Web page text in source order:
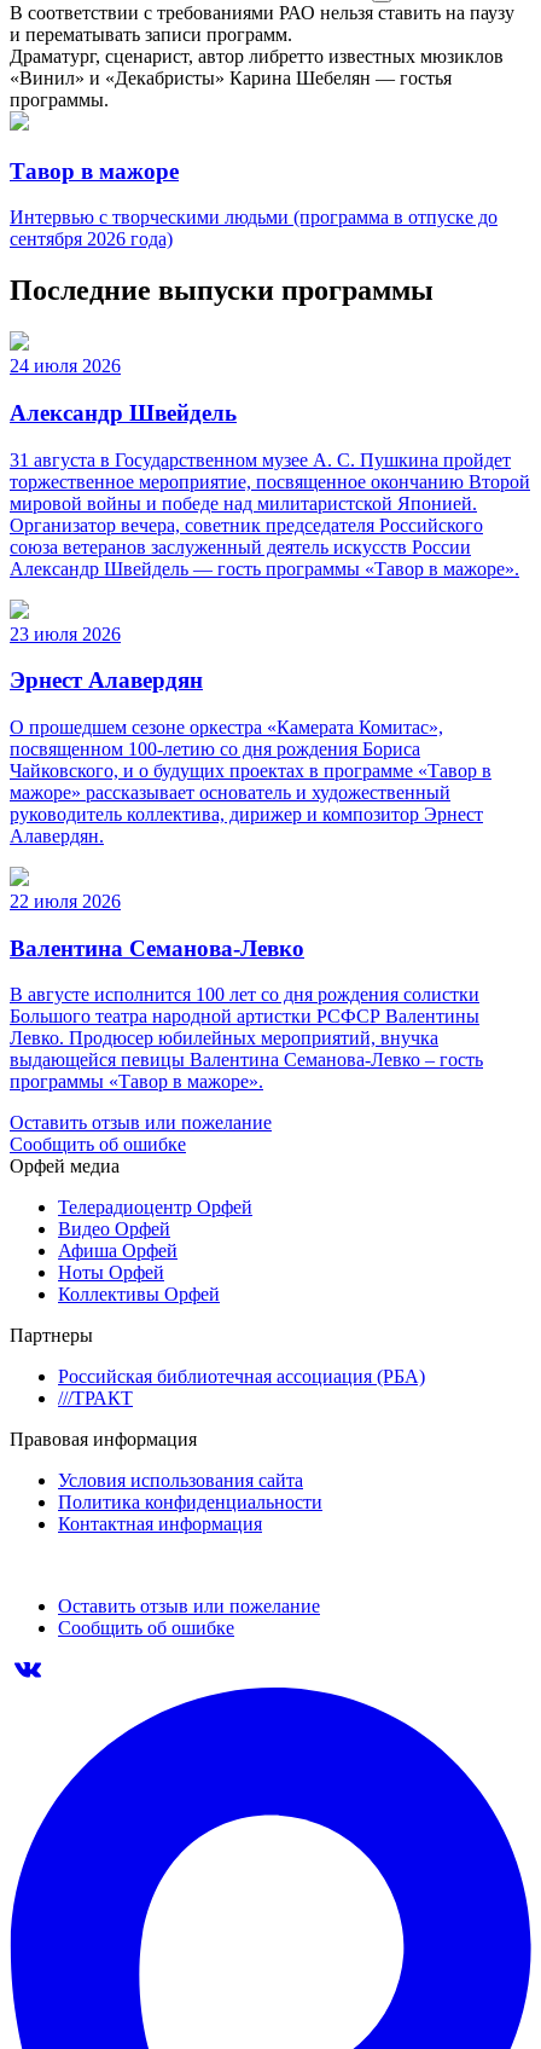
В соответствии с требованиями РАО нельзя ставить на паузу
и перематывать записи программ.
Драматург, сценарист, автор либретто известных мюзиклов
«Винил» и «Декабристы» Карина Шебелян — гостья
программы.
Тавор в мажоре
Интервью с творческими людьми (программа в отпуске до
сентября 2026 года)
Последние выпуски программы
24 июля 2026
Александр Швейдель
31 августа в Государственном музее А. С. Пушкина пройдет
торжественное мероприятие, посвященное окончанию Второй
мировой войны и победе над милитаристской Японией.
Организатор вечера, советник председателя Российского
союза ветеранов заслуженный деятель искусств России
Александр Швейдель — гость программы «Тавор в мажоре».
23 июля 2026
Эрнест Алавердян
О прошедшем сезоне оркестра «Камерата Комитас»,
посвященном 100-летию со дня рождения Бориса
Чайковского, и о будущих проектах в программе «Тавор в
мажоре» рассказывает основатель и художественный
руководитель коллектива, дирижер и композитор Эрнест
Алавердян.
22 июля 2026
Валентина Семанова-Левко
В августе исполнится 100 лет со дня рождения солистки
Большого театра народной артистки РСФСР Валентины
Левко. Продюсер юбилейных мероприятий, внучка
выдающейся певицы Валентина Семанова-Левко – гость
программы «Тавор в мажоре».
Оставить отзыв или пожелание
Сообщить об ошибке
Орфей медиа
Телерадиоцентр Орфей
Видео Орфей
Афиша Орфей
Ноты Орфей
Коллективы Орфей
Партнеры
Российская библиотечная ассоциация (РБА)
///ТРАКТ
Правовая информация
Условия использования сайта
Политика конфиденциальности
Контактная информация
Оставить отзыв или пожелание
Сообщить об ошибке